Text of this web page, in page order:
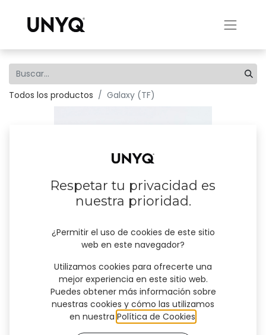
Todos los productos Galaxy (TF)
Respetar tu privacidad es
nuestra prioridad.
¿Permitir el uso de cookies de este sitio
web en este navegador?
Utilizamos cookies para ofrecerte una
mejor experiencia en este sitio web.
Puedes obtener más información sobre
nuestras cookies y cómo las utilizamos
en nuestra Política de Cookies